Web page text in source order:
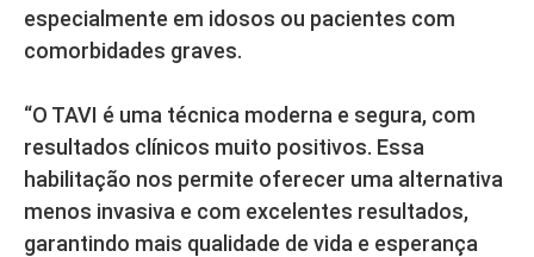
especialmente em idosos ou pacientes com
comorbidades graves.
“O TAVI é uma técnica moderna e segura, com
resultados clínicos muito positivos. Essa
habilitação nos permite oferecer uma alternativa
menos invasiva e com excelentes resultados,
garantindo mais qualidade de vida e esperança